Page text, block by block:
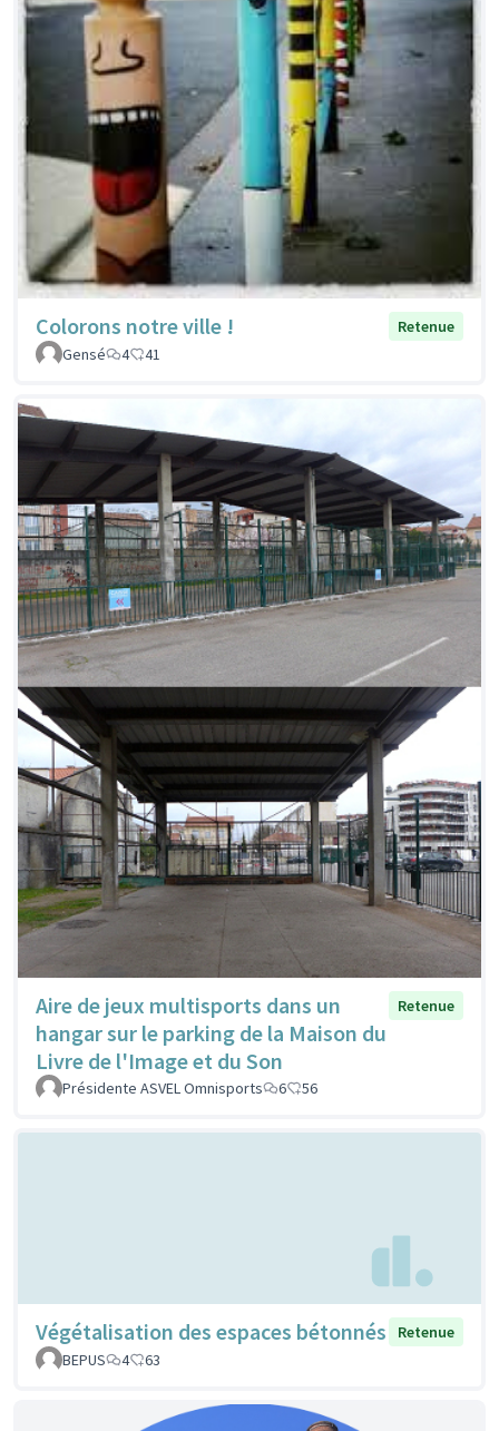
Colorons notre ville !
Retenue
Gensé
4 41
Aire de jeux multisports dans un
hangar sur le parking de la Maison du
Livre de l'Image et du Son
Retenue
Présidente ASVEL Omnisports 6 56
Végétalisation des espaces bétonnés
Retenue
BEPUS
4 63